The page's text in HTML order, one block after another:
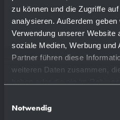
zu können und die Zugriffe
analysieren. Außerdem
Verwendung unserer Website
soziale Medien, Werbung und
Partner führen diese
weiteren Daten zusammen,
Notwendig